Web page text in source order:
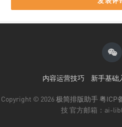
内容运营技巧 新手基础
Copyright © 2026极简排版助手粤ICP
技 官方邮箱：ai-